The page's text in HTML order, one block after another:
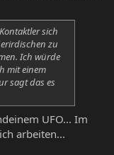
sich
zu
Ich würde
mit einem
sagt das es
UFO... Im
arbeiten...